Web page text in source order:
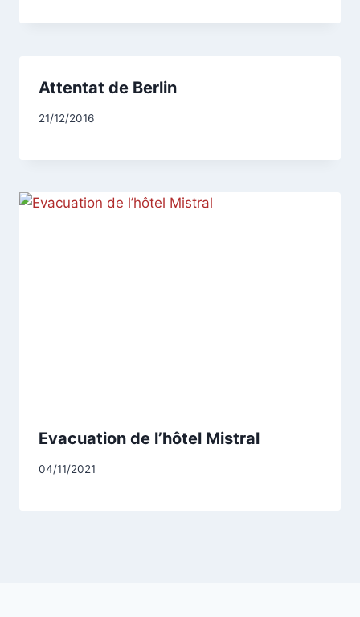
Attentat de Berlin
Par
21/12/2016
Evacuation de l’hôtel Mistral
Par
04/11/2021